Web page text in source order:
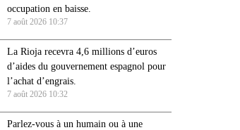
occupation en baisse.
7 août 2026 10:37
La Rioja recevra 4,6 millions d’euros
d’aides du gouvernement espagnol pour
l’achat d’engrais.
7 août 2026 10:32
Parlez-vous à un humain ou à une